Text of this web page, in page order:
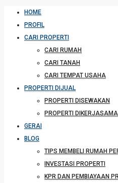
HOME
PROFIL
CARI PROPERTI
CARI RUMAH
CARI TANAH
CARI TEMPAT USAHA
PROPERTI DIJUAL
PROPERTI DISEWAKAN
PROPERTI
GERAI
BLOG
TIPS MEMBELI RUMAH
INVESTASI PROPERTI
KPR DAN PEMBIAYAAN